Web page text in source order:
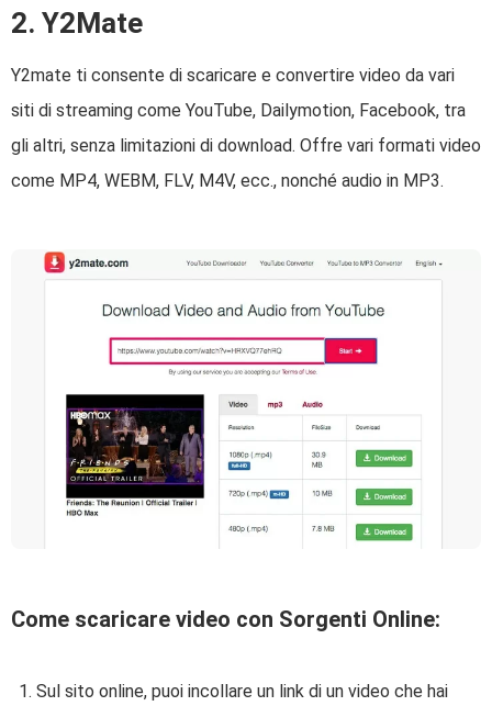
2. Y2Mate
Y2mate ti consente di scaricare e convertire video da vari
siti di streaming come YouTube, Dailymotion, Facebook, tra
gli altri, senza limitazioni di download. Offre vari formati video
come MP4, WEBM, FLV, M4V, ecc., nonché audio in MP3.
Come scaricare video con Sorgenti Online:
Sul sito online, puoi incollare un link di un video che hai